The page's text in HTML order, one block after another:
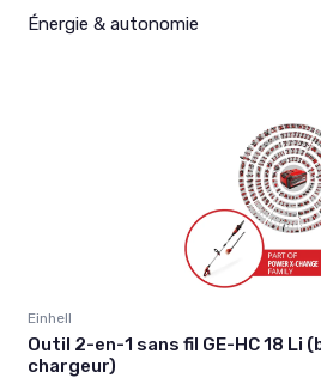
Énergie & autonomie
Einhell
Outil 2-en-1 sans fil GE-HC 18 Li
chargeur)